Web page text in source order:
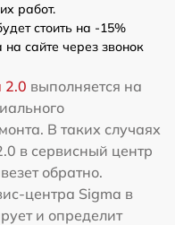
работ.
стоить на -15%
сайте через звонок
2.0 выполняется на
В таких случаях
в сервисный центр
обратно.
центра Sigma в
и определит